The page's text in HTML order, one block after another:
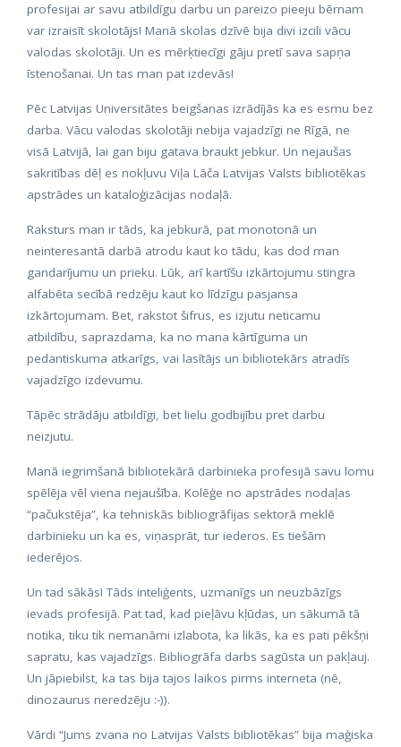
profesijai ar savu atbildīgu darbu un pareizo pieeju bērnam
var izraisīt skolotājs! Manā skolas dzīvē bija divi izcili vācu
valodas skolotāji. Un es mērķtiecīgi gāju pretī sava sapņa
īstenošanai. Un tas man pat izdevās!
Pēc Latvijas Universitātes beigšanas izrādījās ka es esmu bez
darba. Vācu valodas skolotāji nebija vajadzīgi ne Rīgā, ne
visā Latvijā, lai gan biju gatava braukt jebkur. Un nejaušas
sakritības dēļ es nokļuvu Viļa Lāča Latvijas Valsts bibliotēkas
apstrādes un kataloģizācijas nodaļā.
Raksturs man ir tāds, ka jebkurā, pat monotonā un
neinteresantā darbā atrodu kaut ko tādu, kas dod man
gandarījumu un prieku. Lūk, arī kartīšu izkārtojumu stingra
alfabēta secībā redzēju kaut ko līdzīgu pasjansa
izkārtojumam. Bet, rakstot šifrus, es izjutu neticamu
atbildību, saprazdama, ka no mana kārtīguma un
pedantiskuma atkarīgs, vai lasītājs un bibliotekārs atradīs
vajadzīgo izdevumu.
Tāpēc strādāju atbildīgi, bet lielu godbijību pret darbu
neizjutu.
Manā iegrimšanā bibliotekārā darbinieka profesijā savu lomu
spēlēja vēl viena nejaušība. Kolēģe no apstrādes nodaļas
“pačukstēja”, ka tehniskās bibliogrāfijas sektorā meklē
darbinieku un ka es, viņasprāt, tur iederos. Es tiešām
iederējos.
Un tad sākās! Tāds inteliģents, uzmanīgs un neuzbāzīgs
ievads profesijā. Pat tad, kad pieļāvu kļūdas, un sākumā tā
notika, tiku tik nemanāmi izlabota, ka likās, ka es pati pēkšņi
sapratu, kas vajadzīgs. Bibliogrāfa darbs sagūsta un pakļauj.
Un jāpiebilst, ka tas bija tajos laikos pirms interneta (nē,
dinozaurus neredzēju :-)).
Vārdi “Jums zvana no Latvijas Valsts bibliotēkas” bija maģiska